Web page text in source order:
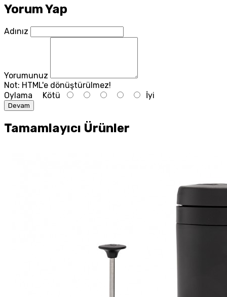
Yorum Yap
Adınız
Yorumunuz
Not: HTML'e dönüştürülmez!
Oylama Kötü İyi
Devam
Tamamlayıcı Ürünler